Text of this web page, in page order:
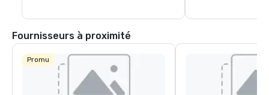
Fournisseurs à proximité
Promu